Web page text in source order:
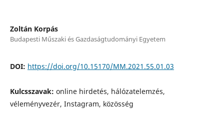
Zoltán Korpás
Budapesti Műszaki és Gazdaságtudományi Egyetem
DOI: https://doi.org/10.15170/MM.2021.55.01.03
Kulcsszavak: online hirdetés, hálózatelemzés,
véleményvezér, Instagram, közösség